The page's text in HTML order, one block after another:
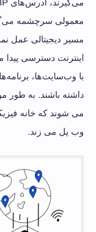
معمولی سرچشمه
مسیر دیجیتالی عمل
اینترنت دسترسی پیدا
با وب‌سایت‌ها،
داشته باشند. به طور
می شوند که خانه
وب پل می زند.